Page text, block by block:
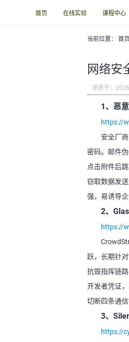
首页 在线实验 课程中心
当前位置： 首页
网络安
发表于：
1、恶
https://
安全厂
密码。邮件
点击附件后
窃取数据发
强，易诱导
2、
https://
跃，长期针
抗毁指挥链
开发者凭证
切断四条通
3、
https://